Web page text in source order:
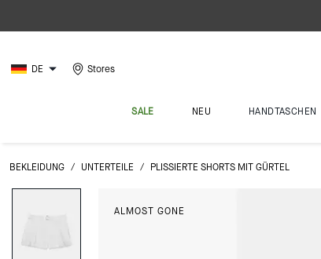
DE Stores
SALE NEU HANDTASCHEN
BEKLEIDUNG / UNTERTEILE / PLISSIERTE SHORTS MIT GÜRTEL
ALMOST GONE